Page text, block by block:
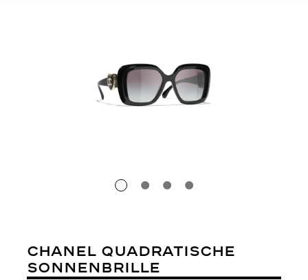
CHANEL QUADRATISCHE
SONNENBRILLE